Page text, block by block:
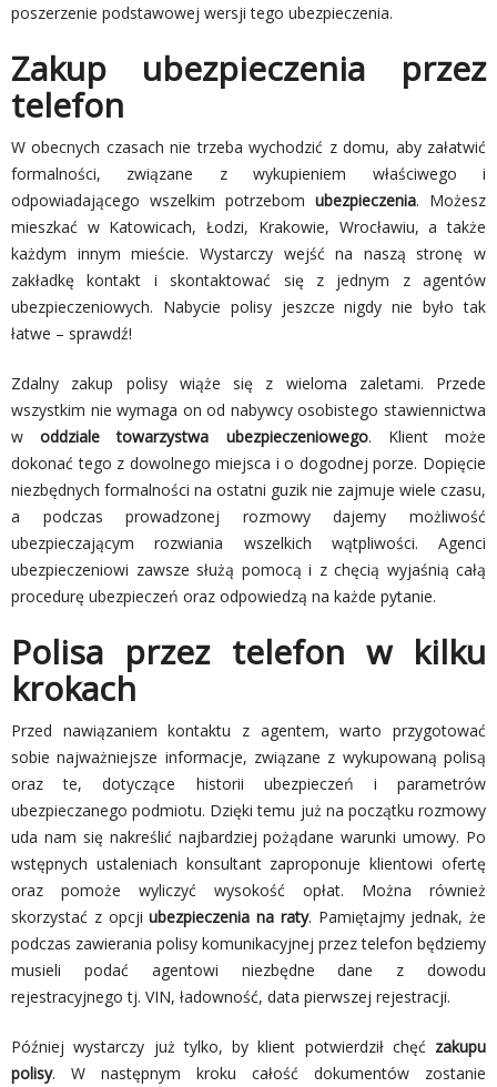
poszerzenie podstawowej wersji tego ubezpieczenia.
Zakup ubezpieczenia przez
telefon
W obecnych czasach nie trzeba wychodzić z domu, aby załatwić
formalności, związane z wykupieniem właściwego i
odpowiadającego wszelkim potrzebom ubezpieczenia. Możesz
mieszkać w Katowicach, Łodzi, Krakowie, Wrocławiu, a także
każdym innym mieście. Wystarczy wejść na naszą stronę w
zakładkękontakt i skontaktować się z jednym z agentów
ubezpieczeniowych. Nabycie polisy jeszcze nigdy nie było tak
łatwe – sprawdź!
Zdalny zakup polisy wiąże się z wieloma zaletami. Przede
wszystkim nie wymaga on od nabywcy osobistego stawiennictwa
woddziale towarzystwa ubezpieczeniowego. Klient może
dokonać tego z dowolnego miejsca i o dogodnej porze. Dopięcie
niezbędnych formalności na ostatni guzik nie zajmuje wiele czasu,
a podczas prowadzonej rozmowy dajemy możliwość
ubezpieczającym rozwiania wszelkich wątpliwości. Agenci
ubezpieczeniowi zawsze służą pomocą i z chęcią wyjaśnią całą
procedurę ubezpieczeń oraz odpowiedzą na każde pytanie.
Polisa przez telefon w kilku
krokach
Przed nawiązaniem kontaktu z agentem, warto przygotować
sobie najważniejsze informacje, związane z wykupowaną polisą
oraz te, dotyczące historii ubezpieczeń i parametrów
ubezpieczanego podmiotu. Dzięki temu już na początku rozmowy
uda nam się nakreślić najbardziej pożądane warunki umowy. Po
wstępnych ustaleniach konsultant zaproponuje klientowi ofertę
oraz pomoże wyliczyć wysokość opłat. Można również
skorzystać z opcjiubezpieczenia na raty. Pamiętajmy jednak, że
podczas zawierania polisy komunikacyjnej przez telefon będziemy
musieli podać agentowi niezbędne dane z dowodu
rejestracyjnego tj. VIN, ładowność, data pierwszej rejestracji.
Później wystarczy już tylko, by klient potwierdził chęć zakupu
polisy. W następnym kroku całość dokumentów zostanie